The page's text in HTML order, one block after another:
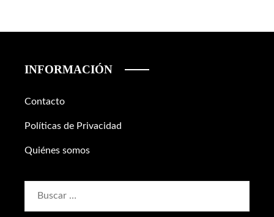
INFORMACIÓN
Contacto
Políticas de Privacidad
Quiénes somos